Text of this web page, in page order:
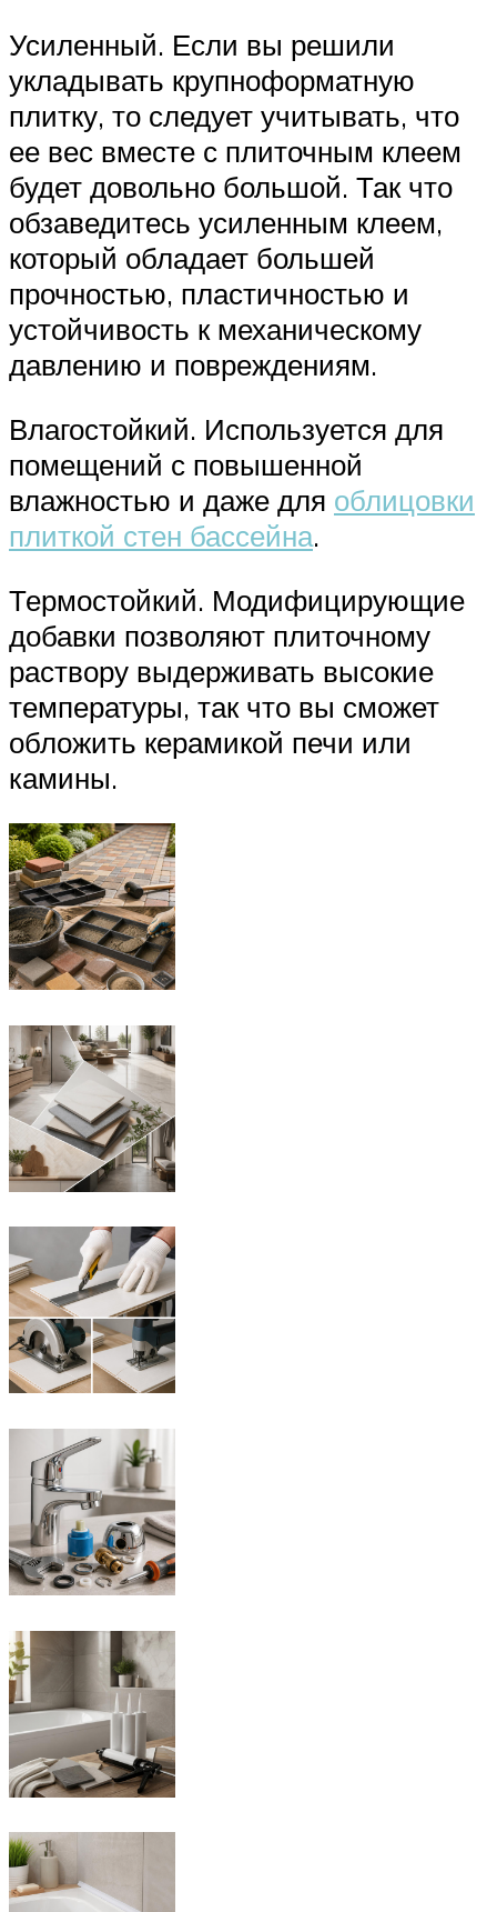
Усиленный. Если вы решили
укладывать крупноформатную
плитку, то следует учитывать, что
ее вес вместе с плиточным клеем
будет довольно большой. Так что
обзаведитесь усиленным клеем,
который обладает большей
прочностью, пластичностью и
устойчивость к механическому
давлению и повреждениям.
Влагостойкий. Используется для
помещений с повышенной
влажностью и даже для облицовки
плиткой стен бассейна.
Термостойкий. Модифицирующие
добавки позволяют плиточному
раствору выдерживать высокие
температуры, так что вы сможет
обложить керамикой печи или
камины.